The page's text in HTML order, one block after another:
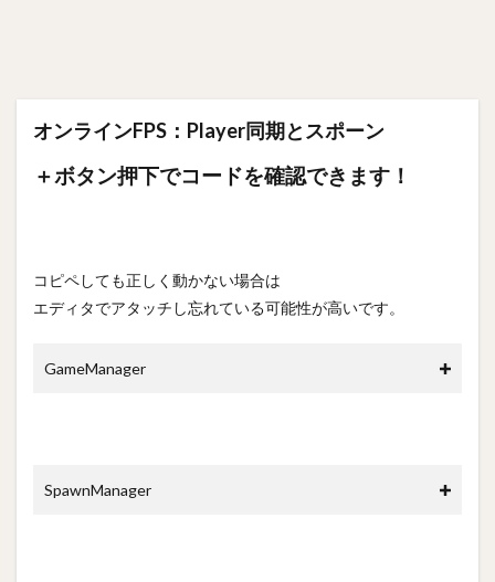
オンラインFPS：Player同期とスポーン
＋ボタン押下でコードを確認できます！
コピペしても正しく動かない場合は
エディタでアタッチし忘れている可能性が高いです。
GameManager
SpawnManager